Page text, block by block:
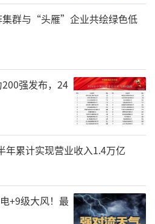
坚持守正创新，追求德
砺前行，共同谱写新时
展新篇章。
群与“头雁”企业共绘绿色低
强发布，24
年累计实现营业收入1.4万亿
+9级大风！最